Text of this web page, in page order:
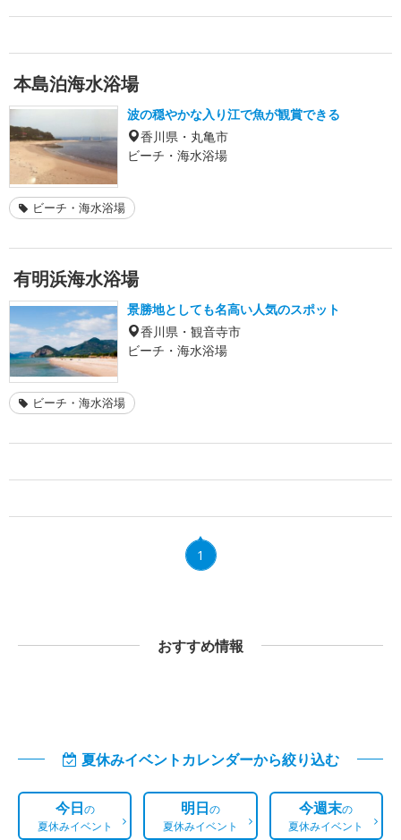
本島泊海水浴場
波の穏やかな入り江で魚が観賞できる
香川県・丸亀市
ビーチ・海水浴場
ビーチ・海水浴場
有明浜海水浴場
景勝地としても名高い人気のスポット
香川県・観音寺市
ビーチ・海水浴場
ビーチ・海水浴場
1
おすすめ情報
夏休みイベントカレンダーから絞り込む
今日の
夏休みイベント
明日の
夏休みイベント
今週末の
夏休みイベント